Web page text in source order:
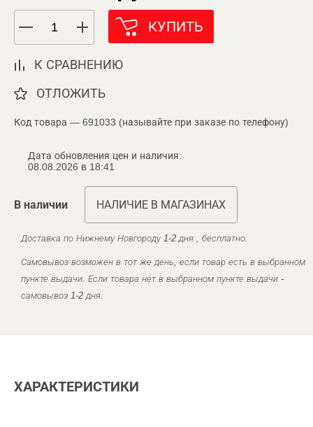
КУПИТЬ
К СРАВНЕНИЮ
ОТЛОЖИТЬ
Код товара — 691033 (называйте при заказе по телефону)
Дата обновления цен и наличия:
08.08.2026 в 18:41
В наличии НАЛИЧИЕ В МАГАЗИНАХ
Доставка по Нижнему Новгороду 1-2 дня , бесплатно.
Самовывоз возможен в тот же день, если товар есть в выбранном
пункте выдачи. Если товара нет в выбранном пункте выдачи -
самовывоз 1-2 дня.
ХАРАКТЕРИСТИКИ